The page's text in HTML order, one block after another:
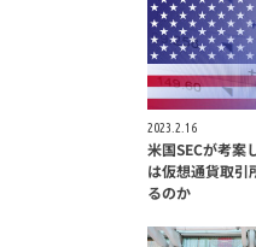
2023.2.16
米国SECが考案
は仮想通貨取引
るのか